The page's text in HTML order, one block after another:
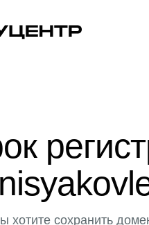
хотите сохранить